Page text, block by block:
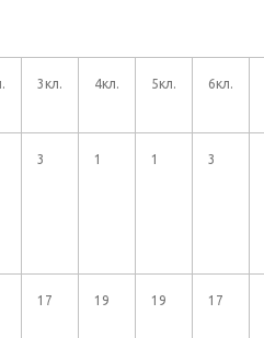
3кл. 4кл. 5кл. 6кл.
3 1 1 3
17 19 19 17